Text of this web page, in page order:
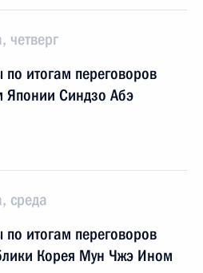
четверг
по итогам переговоров
Японии Синдзо Абэ
среда
по итогам переговоров
Корея Мун Чжэ Ином